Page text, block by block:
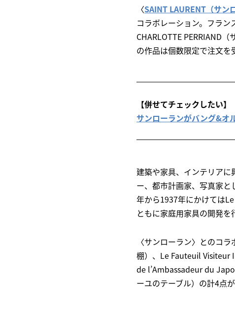
〈SAINT LAURENT（サン
コラボレーション。フラ
CHARLOTTE PERRIAND
の作品は個数限定で注文を
【併せてチェックしたい】
サンローランがバング&オ
建築や家具、インテリアに
ー、都市計画家、写真家
年から1937年にかけては
ともに家庭用家具の開発を
〈サンローラン〉とのコ
棚）、Le Fauteuil Visiteur
de l’Ambassadeur du
ーユのテーブル）の計4点